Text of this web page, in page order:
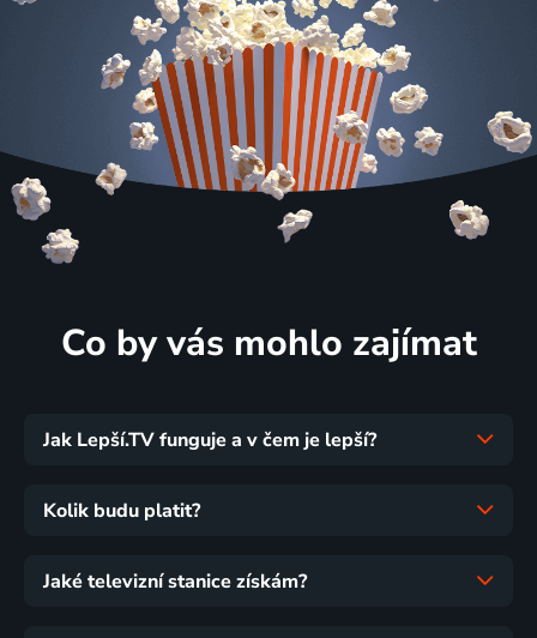
Co by vás mohlo zajímat
Jak Lepší.TV funguje a v čem je lepší?
Kolik budu platit?
Jaké televizní stanice získám?